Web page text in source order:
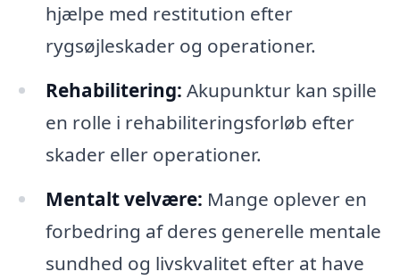
hjælpe med restitution efter
rygsøjleskader og operationer.
Rehabilitering: Akupunktur kan spille
en rolle i rehabiliteringsforløb efter
skader eller operationer.
Mentalt velvære: Mange oplever en
forbedring af deres generelle mentale
sundhed og livskvalitet efter at have